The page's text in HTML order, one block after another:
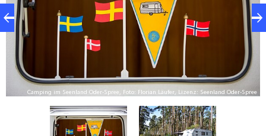
Camping im Seenland Oder-Spree, Foto: Florian Läufer, Lizenz: Seenland Oder-Spree